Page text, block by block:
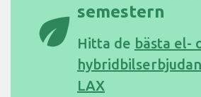
eco semestern
Hitta de bästa el-
LAX